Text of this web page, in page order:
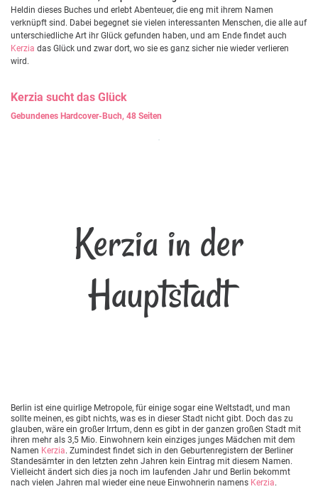
Heldin dieses Buches und erlebt Abenteuer, die eng mit ihrem Namen
verknüpft sind. Dabei begegnet sie vielen interessanten Menschen, die alle auf
unterschiedliche Art ihr Glück gefunden haben, und am Ende findet auch
Kerzia das Glück und zwar dort, wo sie es ganz sicher nie wieder verlieren
wird.
Kerzia sucht das Glück
Gebundenes Hardcover-Buch, 48 Seiten
Kerzia in der
Hauptstadt
Berlin ist eine quirlige Metropole, für einige sogar eine Weltstadt, und man
sollte meinen, es gibt nichts, was es in dieser Stadt nicht gibt. Doch das zu
glauben, wäre ein großer Irrtum, denn es gibt in der ganzen großen Stadt mit
ihren mehr als 3,5 Mio. Einwohnern kein einziges junges Mädchen mit dem
Namen Kerzia. Zumindest findet sich in den Geburtenregistern der Berliner
Standesämter in den letzten zehn Jahren kein Eintrag mit diesem Namen.
Vielleicht ändert sich dies ja noch im laufenden Jahr und Berlin bekommt
nach vielen Jahren mal wieder eine neue Einwohnerin namens Kerzia.